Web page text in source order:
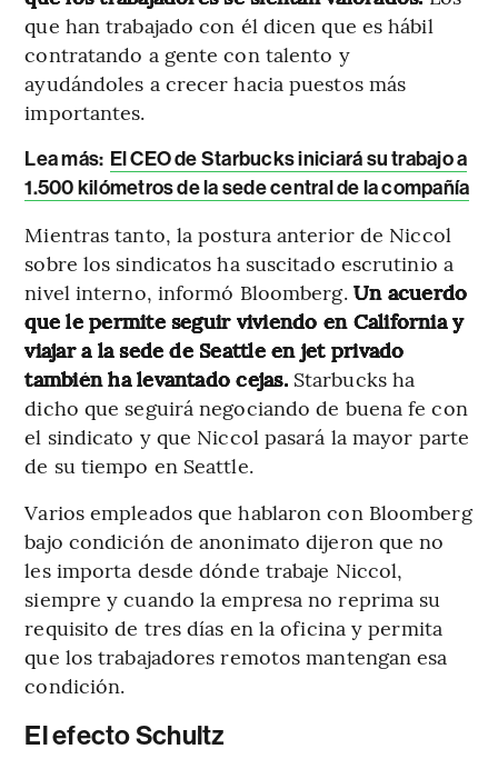
que han trabajado con él dicen que es hábil
contratando a gente con talento y
ayudándoles a crecer hacia puestos más
importantes.
Lea más: El CEO de Starbucks iniciará su trabajo a
1.500 kilómetros de la sede central de la compañía
Mientras tanto, la postura anterior de Niccol
sobre los sindicatos ha suscitado escrutinio a
nivel interno, informó Bloomberg.Un acuerdo
que le permite seguir viviendo en California y
viajar a la sede de Seattle en jet privado
también ha levantado cejas.Starbucks ha
dicho que seguirá negociando de buena fe con
el sindicato y que Niccol pasará la mayor parte
de su tiempo en Seattle.
Varios empleados que hablaron con Bloomberg
bajo condición de anonimato dijeron que no
les importa desde dónde trabaje Niccol,
siempre y cuando la empresa no reprima su
requisito de tres días en la oficina y permita
que los trabajadores remotos mantengan esa
condición.
El efecto Schultz